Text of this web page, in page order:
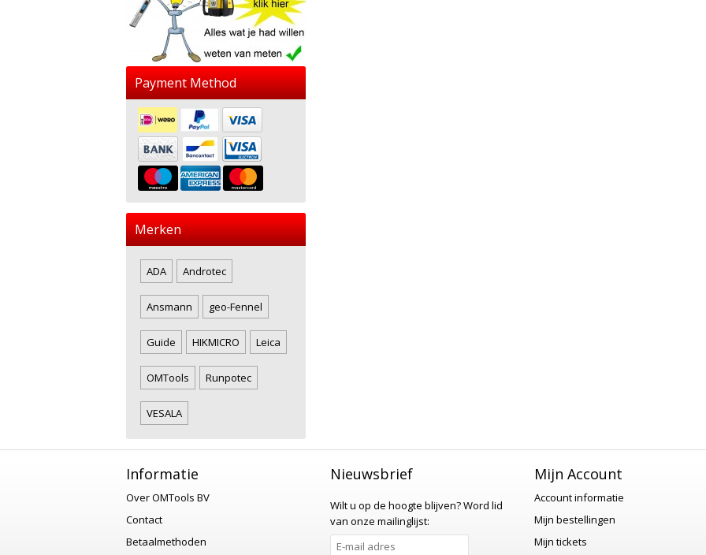
Payment Method
Merken
ADA Androtec
Ansmann geo-Fennel
Guide HIKMICRO Leica
OMTools Runpotec
VESALA
Informatie
Over OMTools BV
Contact
Betaalmethoden
Nieuwsbrief
Wilt u op de hoogte blijven?Word lid
van onze mailinglijst:
Mijn Account
Account informatie
Mijn bestellingen
Mijn tickets